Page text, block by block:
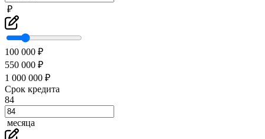
₽
100 000 ₽
550 000 ₽
1 000 000 ₽
Срок кредита
84
месяца